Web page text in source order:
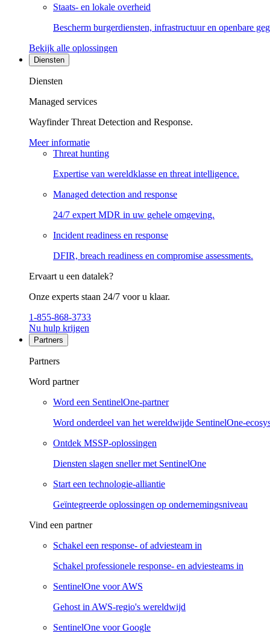
Staats- en lokale overheid
Bescherm burgerdiensten, infrastructuur en openbare
Bekijk alle oplossingen
Diensten
Diensten
Managed services
Wayfinder Threat Detection and Response.
Meer informatie
Threat hunting
Expertise van wereldklasse en threat intelligence.
Managed detection and response
24/7 expert MDR in uw gehele omgeving.
Incident readiness en response
DFIR, breach readiness en compromise assessments.
Ervaart u een datalek?
Onze experts staan 24/7 voor u klaar.
1-855-868-3733
Nu hulp krijgen
Partners
Partners
Word partner
Word een SentinelOne-partner
Word onderdeel van het wereldwijde SentinelOne-
Ontdek MSSP-oplossingen
Diensten slagen sneller met SentinelOne
Start een technologie-alliantie
Geïntegreerde oplossingen op ondernemingsniveau
Vind een partner
Schakel een response- of adviesteam in
Schakel professionele response- en adviesteams in
SentinelOne voor AWS
Gehost in AWS-regio's wereldwijd
SentinelOne voor Google